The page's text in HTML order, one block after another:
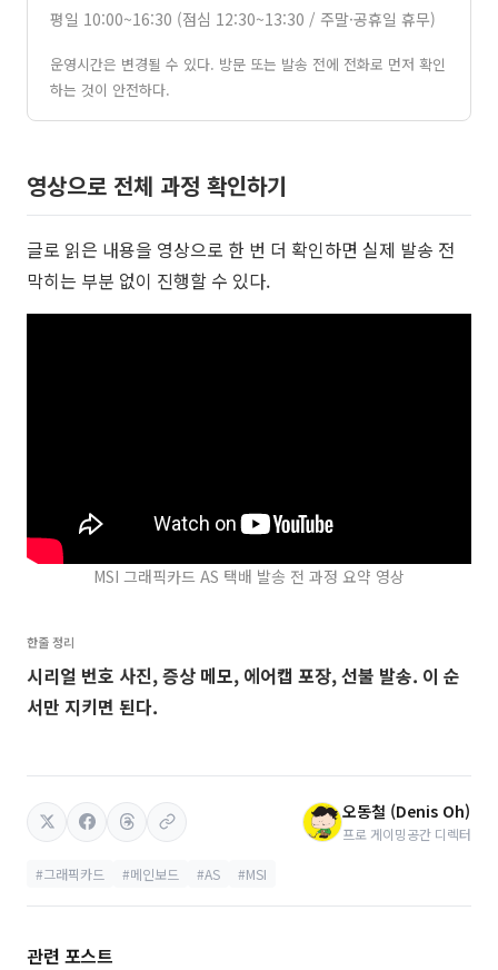
평일 10:00~16:30 (점심 12:30~13:30 / 주말·공휴일 휴무)
운영시간은 변경될 수 있다. 방문 또는 발송 전에 전화로 먼저 확인
하는 것이 안전하다.
영상으로 전체 과정 확인하기
글로 읽은 내용을 영상으로 한 번 더 확인하면 실제 발송 전
막히는 부분 없이 진행할 수 있다.
MSI 그래픽카드 AS 택배 발송 전 과정 요약 영상
한줄 정리
시리얼 번호 사진, 증상 메모, 에어캡 포장, 선불 발송. 이 순
서만 지키면 된다.
오동철 (Denis Oh)
프로 게이밍공간 디렉터
#그래픽카드 #메인보드 #AS #MSI
관련 포스트